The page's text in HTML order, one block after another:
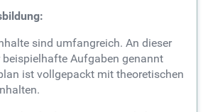
sind umfangreich. An dieser
beispielhafte Aufgaben genannt
ist vollgepackt mit theoretischen